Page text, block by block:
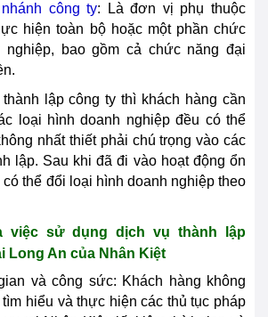
công ty: Là đơn vị phụ thuộc
hiện toàn bộ hoặc một phần chức
nghiệp, bao gồm cả chức năng đại
lập công ty thì khách hàng cần
loại hình doanh nghiệp đều có thể
nhất thiết phải chú trọng vào các
lập. Sau khi đã đi vào hoạt động ổn
thể đổi loại hình doanh nghiệp theo
việc sử dụng dịch vụ thành lập
Long An của Nhân Kiệt
và công sức: Khách hàng không
hiểu và thực hiện các thủ tục pháp